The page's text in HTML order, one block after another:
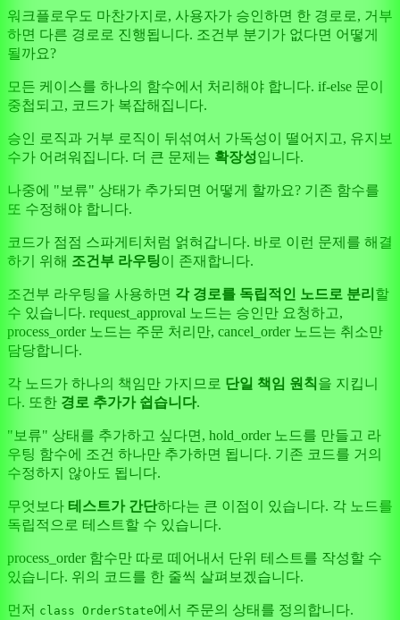
워크플로우도 마찬가지로, 사용자가 승인하면 한 경로로, 거부
하면 다른 경로로 진행됩니다. 조건부 분기가 없다면 어떻게
될까요?
모든 케이스를 하나의 함수에서 처리해야 합니다. if-else 문이
중첩되고, 코드가 복잡해집니다.
승인 로직과 거부 로직이 뒤섞여서 가독성이 떨어지고, 유지보
수가 어려워집니다. 더 큰 문제는 확장성입니다.
나중에 "보류" 상태가 추가되면 어떻게 할까요? 기존 함수를
또 수정해야 합니다.
코드가 점점 스파게티처럼 얽혀갑니다. 바로 이런 문제를 해결
하기 위해 조건부 라우팅이 존재합니다.
조건부 라우팅을 사용하면 각 경로를 독립적인 노드로 분리 할
수 있습니다. request_approval 노드는 승인만 요청하고,
process_order 노드는 주문 처리만, cancel_order 노드는 취소만
담당합니다.
각 노드가 하나의 책임만 가지므로 단일 책임 원칙 을 지킵니
다. 또한 경로 추가가 쉽습니다.
"보류" 상태를 추가하고 싶다면, hold_order 노드를 만들고 라
우팅 함수에 조건 하나만 추가하면 됩니다. 기존 코드를 거의
수정하지 않아도 됩니다.
무엇보다 테스트가 간단하다는 큰 이점이 있습니다. 각 노드를
독립적으로 테스트할 수 있습니다.
process_order 함수만 따로 떼어내서 단위 테스트를 작성할 수
있습니다. 위의 코드를 한 줄씩 살펴보겠습니다.
먼저 class OrderState에서 주문의 상태를 정의합니다.